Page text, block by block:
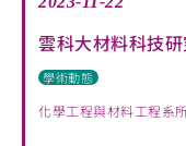
雲科大材料科技
學術動態
化學工程與材料工程系